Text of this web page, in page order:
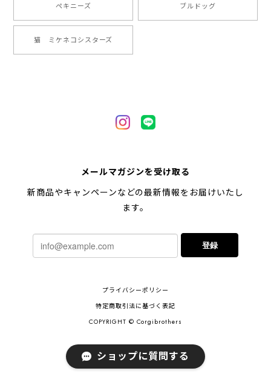
2024/05/04
2024/05/04
【 柴犬 毛色3色】マグカップ お家用 プレゼント コーギーブラザーズ 犬 うちの子
2024/02/10
した！とても早い対応でありがとうございました。 プ
レゼント用だったけど自分用にも買いたいと思います。
ありがとうございました！！！
ペキニーズ ブルドッグ
猫 ミケネコシスターズ
メールマガジンを受け取る
新商品やキャンペーンなどの最新情報をお届けいたし
ます。
登録
プライバシーポリシー
特定商取引法に基づく表記
COPYRIGHT © Corgibrothers
ショップに質問する